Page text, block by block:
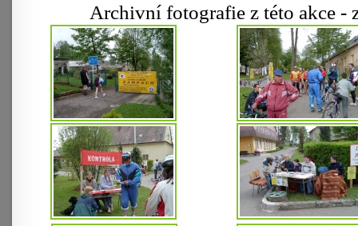
Archivní fotografie z této akce -